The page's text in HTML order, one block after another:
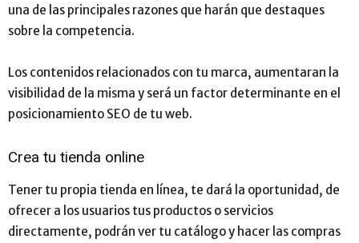
una de las principales razones que harán que destaques
sobre la competencia.
Los contenidos relacionados con tu marca, aumentaran la
visibilidad de la misma y será un factor determinante en el
posicionamiento SEO de tu web.
Crea tu tienda online
Tener tu propia tienda en línea, te dará la oportunidad, de
ofrecer a los usuarios tus productos o servicios
directamente, podrán ver tu catálogo y hacer las compras